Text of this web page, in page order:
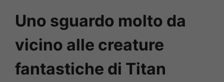
Uno sguardo molto da
vicino alle creature
fantastiche di Titan